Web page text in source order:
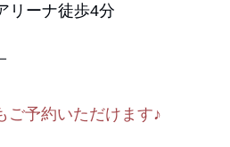
リーナ徒歩4分
ご予約いただけます♪